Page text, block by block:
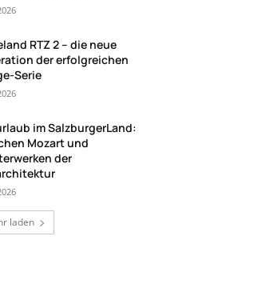
RTZ 2 – die neue
der erfolgreichen
Serie
im SalzburgerLand:
Mozart und
der
laden